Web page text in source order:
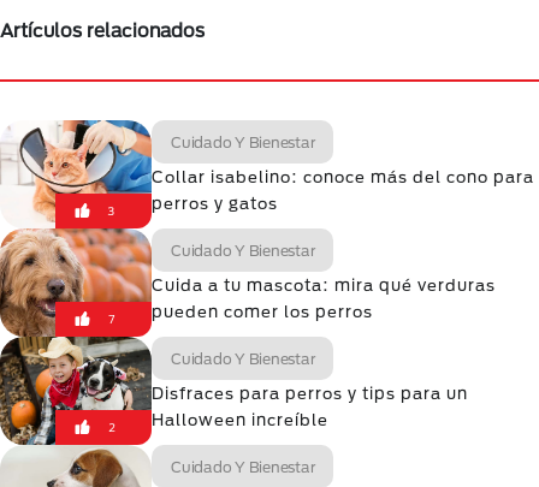
Artículos relacionados
3
Cuidado Y Bienestar
Collar isabelino: conoce más del cono para
perros y gatos
7
Cuidado Y Bienestar
Cuida a tu mascota: mira qué verduras
pueden comer los perros
2
Cuidado Y Bienestar
Disfraces para perros y tips para un
Halloween increíble
Cuidado Y Bienestar